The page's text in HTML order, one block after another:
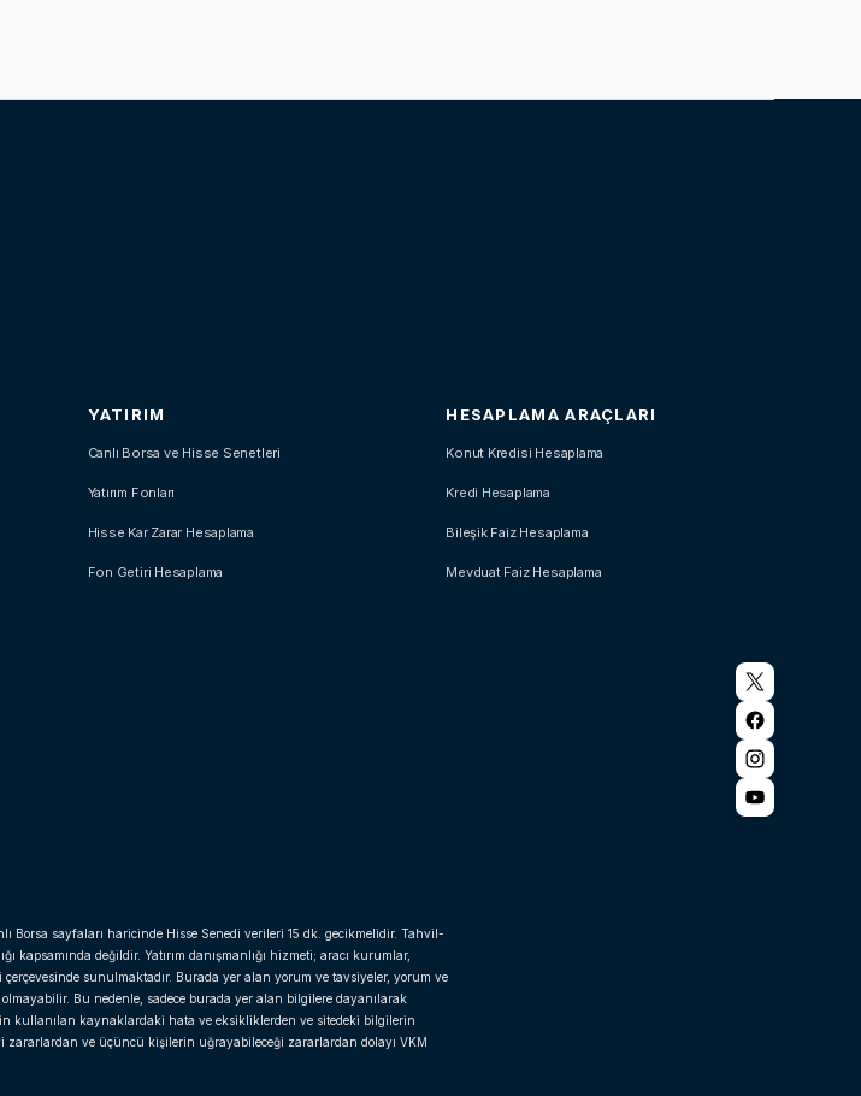
YATIRIM
Canlı Borsa ve Hisse Senetleri
Yatırım Fonları
Hisse Kar Zarar Hesaplama
Fon Getiri Hesaplama
HESAPLAMA ARAÇLARI
Konut Kredisi Hesaplama
Kredi Hesaplama
Bileşik Faiz Hesaplama
Mevduat Faiz Hesaplama
Borsa sayfaları haricinde Hisse Senedi verileri 15 dk. gecikmelidir. Tahvil-
kapsamında değildir. Yatırım danışmanlığı hizmeti; aracı kurumlar,
sunulmaktadır. Burada yer alan yorum ve tavsiyeler, yorum ve
Bu nedenle, sadece burada yer alan bilgilere dayanılarak
kullanılan kaynaklardaki hata ve eksikliklerden ve sitedeki bilgilerin
zararlardan ve üçüncü kişilerin uğrayabileceği zararlardan dolayı VKM